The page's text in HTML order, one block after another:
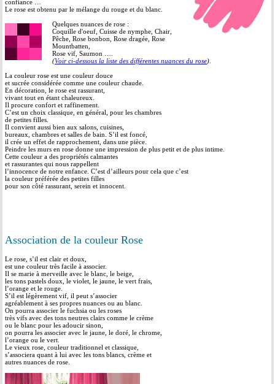
confiance …
Le rose est obtenu par le mélange du rouge et du blanc.
Quelques nuances de rose :
Coquille d'oeuf, Cuisse de nymphe, Chair,
Pêche, Rose bonbon, Rose dragée, Rose
Mountbatten,
Rose vif, Saumon ….
(Voir ci-dessous la liste des différentes nuances du rose).
La couleur rose est une couleur douce
et sucrée considérée comme une couleur chaude.
En décoration, le rose est rassurant,
vivant tout en étant chaleureux.
Il procure confort et raffinement.
C’est un choix classique, en général, pour les chambres
de petites filles.
Il convient aussi bien aux salons, cuisines,
bureaux, chambres et salles de bain. S’il est foncé,
il crée un effet de rapprochement, dans une pièce.
Peindre les murs en rose donne une impression de plus petit et de plus intime.
Cette couleur a des propriétés calmantes
et rassurantes qui nous rappellent
l’innocence de notre enfance. C’est d’ailleurs pour cela que c’est
la couleur préférée des petites filles
pour son côté rassurant, serein et innocent.
Association de la couleur Rose
Le rose, s’il est clair et doux,
est une couleur très facile à associer.
Il se marie à merveille avec le blanc, le beige,
les tons pastels doux, le violet, le jaune, le vert frais,
l’orange et le rouge.
S’il est légèrement vif, il peut s’associer
agréablement à ses propres nuances ou au blanc.
On pourra associer le fuchsia ou les roses
très vifs avec des tons neutres clairs comme le crème
ou le blanc pour les adoucir sinon,
on pourra les associer avec le jaune, le doré, le chrome,
l’orange ou le vert.
Le vieux rose, couleur traditionnel et classique,
s’associera quant à lui avec les tons blancs, crème et
autres nuances de rose.